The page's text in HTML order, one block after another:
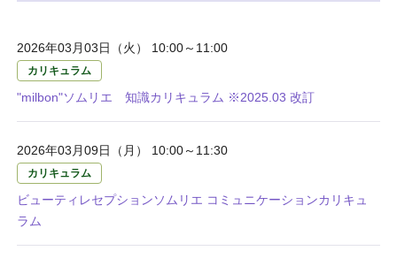
2026年03月03日（火） 10:00～11:00
カリキュラム
"milbon"ソムリエ 知識カリキュラム ※2025.03 改訂
2026年03月09日（月） 10:00～11:30
カリキュラム
ビューティレセプションソムリエ コミュニケーションカリキュ
ラム